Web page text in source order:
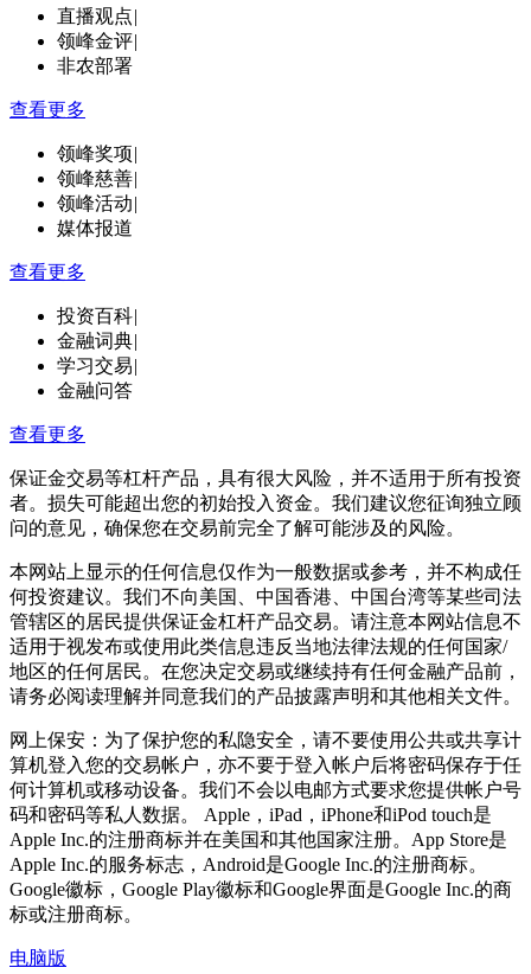
直播观点|
领峰金评|
非农部署
查看更多
领峰奖项|
领峰慈善|
领峰活动|
媒体报道
查看更多
投资百科|
金融词典|
学习交易|
金融问答
查看更多
保证金交易等杠杆产品，具有很大风险，并不适用于所有投资
者。损失可能超出您的初始投入资金。我们建议您征询独立顾
问的意见，确保您在交易前完全了解可能涉及的风险。
本网站上显示的任何信息仅作为一般数据或参考，并不构成任
何投资建议。我们不向美国、中国香港、中国台湾等某些司法
管辖区的居民提供保证金杠杆产品交易。请注意本网站信息不
适用于视发布或使用此类信息违反当地法律法规的任何国家/
地区的任何居民。在您决定交易或继续持有任何金融产品前，
请务必阅读理解并同意我们的产品披露声明和其他相关文件。
网上保安：为了保护您的私隐安全，请不要使用公共或共享计
算机登入您的交易帐户，亦不要于登入帐户后将密码保存于任
何计算机或移动设备。我们不会以电邮方式要求您提供帐户号
码和密码等私人数据。 Apple，iPad，iPhone和iPod touch是
Apple Inc.的注册商标并在美国和其他国家注册。App Store是
Apple Inc.的服务标志，Android是Google Inc.的注册商标。
Google徽标，Google Play徽标和Google界面是Google Inc.的商
标或注册商标。
电脑版